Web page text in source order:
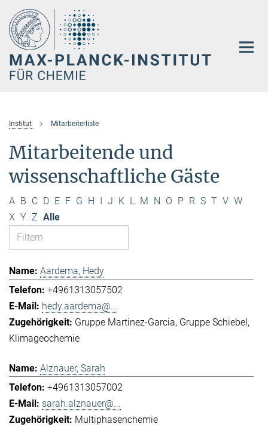
Hauptinhalt
Institut Mitarbeiterliste
Mitarbeitende und
wissenschaftliche Gäste
A B C D E F G H I J K L M N O P R S T V W
X Y Z Alle
Aardema, Hedy
+4961313057502
hedy.aardema@...
Gruppe Martinez-Garcia Gruppe Schiebel
Klimageochemie
Alznauer, Sarah
+4961313057002
sarah.alznauer@...
Multiphasenchemie